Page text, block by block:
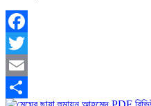
Facebook
Twitter
Email